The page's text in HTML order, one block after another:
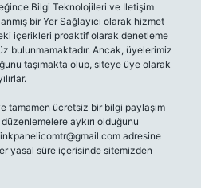
Bilgi Teknolojileri ve İletişim
bir Yer Sağlayıcı olarak hizmet
içerikleri proaktif olarak denetleme
bulunmamaktadır. Ancak, üyelerimiz
taşımakta olup, siteye üye olarak
tamamen ücretsiz bir bilgi paylaşım
aykırı olduğunu
adresine
yasal süre içerisinde sitemizden